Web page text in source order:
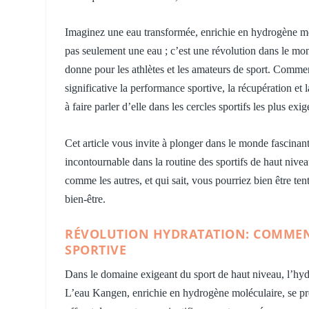
Imaginez une eau transformée, enrichie en hydrogène
pas seulement une eau ; c’est une révolution dans le
donne pour les athlètes et les amateurs de sport.
significative la performance sportive, la récupération et
à faire parler d’elle dans les cercles sportifs les plus
Cet article vous invite à plonger dans le monde
incontournable dans la routine des sportifs de haut
comme les autres, et qui sait, vous pourriez bien être
bien-être.
RÉVOLUTION HYDRATATION:
SPORTIVE
Dans le domaine exigeant du sport de haut niveau,
L’eau Kangen, enrichie en hydrogène moléculaire, se